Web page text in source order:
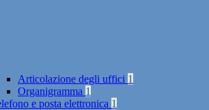
Articolazione degli uffici 1
Organigramma 1
e posta elettronica 1